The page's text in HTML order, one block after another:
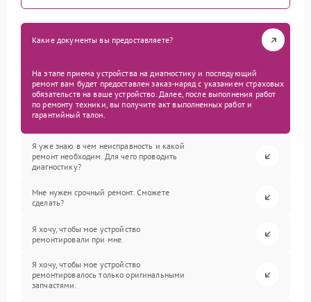
Какие документы вы предоставляете?
На этапе приема устройства на диагностику и последующий
ремонт вам будет предоставлен заказ-наряд с указанием страховых
обязательств на ваше устройство. Далее, после выполнения работ
по ремонту техники, вы получите акт выполненных работ и
гарантийный талон.
Я уже знаю в чем неисправность и какой
ремонт необходим. Для чего проводить
диагностику?
Мне нужен срочный ремонт. Сможете
сделать?
Я хочу, чтобы мое устройство
ремонтировали при мне.
Я хочу, чтобы мое устройство
ремонтировалось только оригинальными
запчастями.